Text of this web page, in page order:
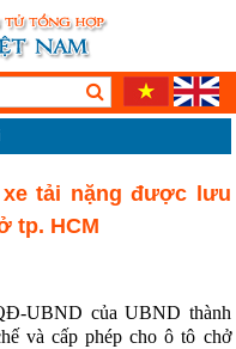
tải nặng được lưu
tp. HCM
UBND của UBND thành
và cấp phép cho ô tô chở